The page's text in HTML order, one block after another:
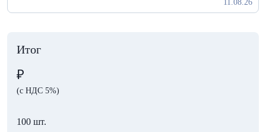
11.08.26
Итог
₽
(с НДС 5%)
100 шт.